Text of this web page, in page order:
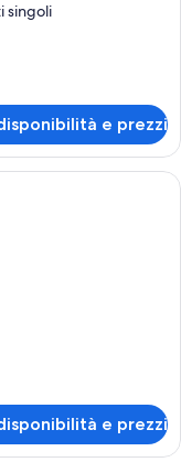
singoli
e prezzi
moderna con letti a
e prezzi